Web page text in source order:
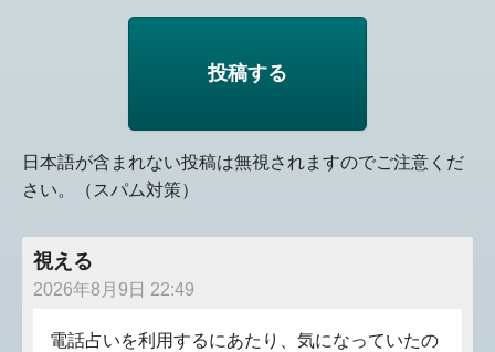
日本語が含まれない投稿は無視されますのでご注意くだ
さい。（スパム対策）
視える
2026年8月9日 22:49
電話占いを利用するにあたり、気になっていたの